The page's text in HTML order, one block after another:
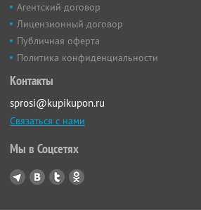
Агентский договор
Лицензионный договор
Публичная оферта
Политика конфиденциальности
Контакты
sprosi@kupikupon.ru
Связаться с нами
Мы в Соцсетях